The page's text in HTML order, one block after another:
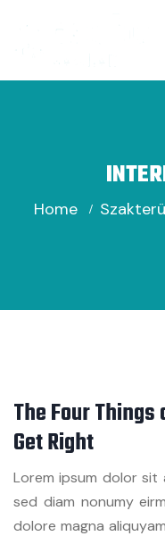
Home
The Four
Get Right
Lorem ipsum dolor
sed diam nonumy
dolore magna